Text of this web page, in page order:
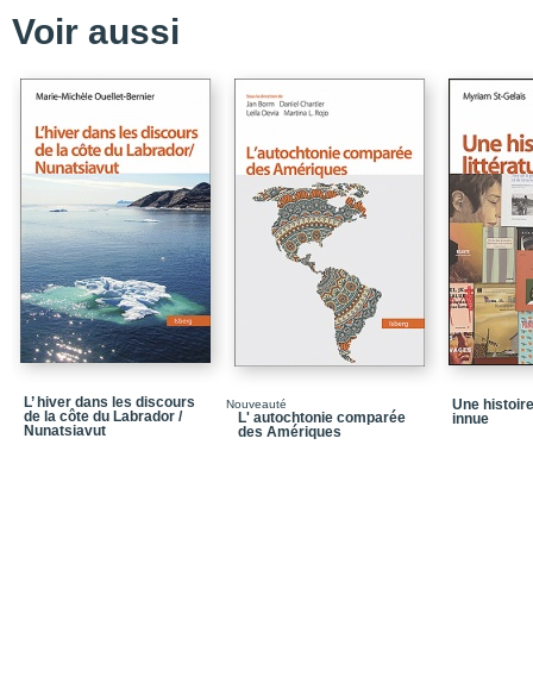
Voir aussi
L’ hiver dans les discours
de la côte du Labrador /
Nunatsiavut
Nouveauté
L' autochtonie comparée
des Amériques
Une
innue